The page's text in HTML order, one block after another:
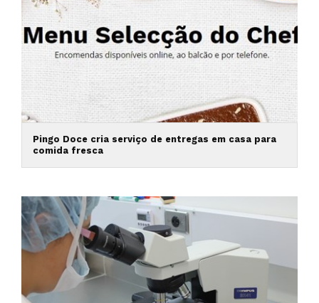
Pingo Doce cria serviço de entregas em casa para
comida fresca